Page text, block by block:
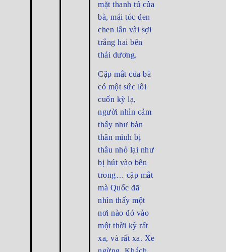
mặt thanh tú của
bà, mái tóc đen
chen lẫn vài sợi
trắng hai bên
thái dương.
Cặp mắt của bà
có một sức lôi
cuốn kỳ lạ,
người nhìn cảm
thấy như bản
thân mình bị
thâu nhỏ lại như
bị hút vào bên
trong… cặp mắt
mà Quốc đã
nhìn thấy một
nơi nào đó vào
một thời kỳ rất
xa, và rất xa. Xe